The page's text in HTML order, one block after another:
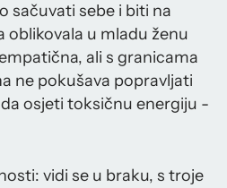
sačuvati sebe i biti na
oblikovala u mladu ženu
ali s granicama
ne pokušava popravljati
osjeti toksičnu energiju -
vidi se u braku, s troje